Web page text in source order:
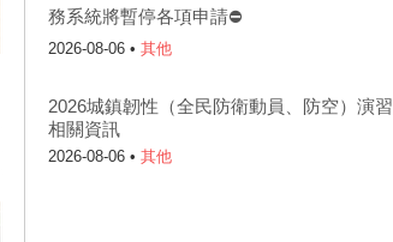
務系統將暫停各項申請⛔
2026-08-06 • 其他
2026城鎮韌性（全民防衛動員、防空）演習
相關資訊
2026-08-06 • 其他